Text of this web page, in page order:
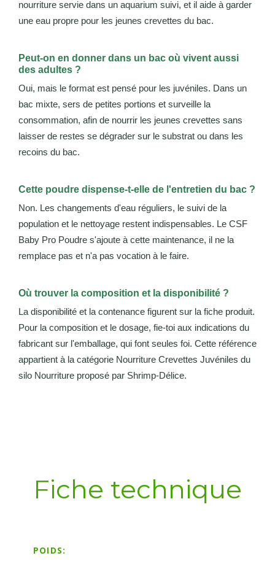
nourriture servie dans un aquarium suivi, et il aide à garder
une eau propre pour les jeunes crevettes du bac.
Peut-on en donner dans un bac où vivent aussi
des adultes ?
Oui, mais le format est pensé pour les juvéniles. Dans un
bac mixte, sers de petites portions et surveille la
consommation, afin de nourrir les jeunes crevettes sans
laisser de restes se dégrader sur le substrat ou dans les
recoins du bac.
Cette poudre dispense-t-elle de l'entretien du bac ?
Non. Les changements d'eau réguliers, le suivi de la
population et le nettoyage restent indispensables. Le CSF
Baby Pro Poudre s'ajoute à cette maintenance, il ne la
remplace pas et n'a pas vocation à le faire.
Où trouver la composition et la disponibilité ?
La disponibilité et la contenance figurent sur la fiche produit.
Pour la composition et le dosage, fie-toi aux indications du
fabricant sur l'emballage, qui font seules foi. Cette référence
appartient à la catégorie Nourriture Crevettes Juvéniles du
silo Nourriture proposé par Shrimp-Délice.
Fiche technique
POIDS: